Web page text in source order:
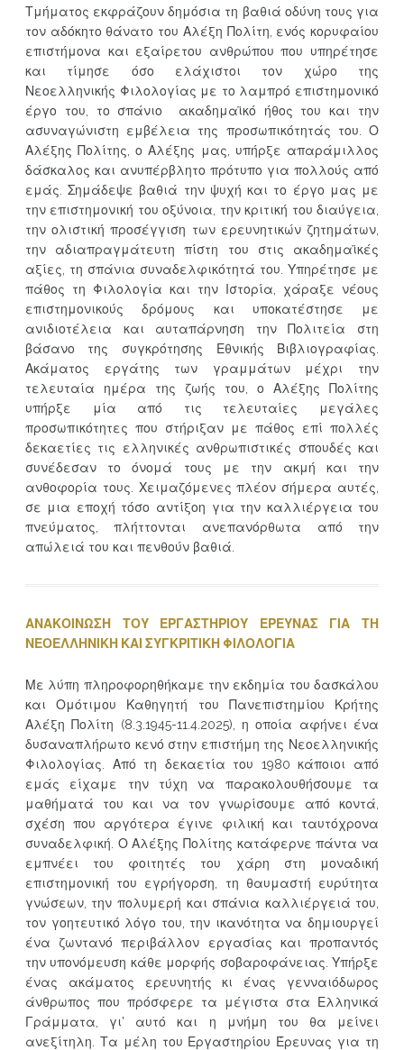
Τμήματος εκφράζουν δημόσια τη βαθιά οδύνη τους για
τον αδόκητο θάνατο του Αλέξη Πολίτη, ενός κορυφαίου
επιστήμονα και εξαίρετου ανθρώπου που υπηρέτησε
και τίμησε όσο ελάχιστοι τον χώρο της
Νεοελληνικής Φιλολογίας με το λαμπρό επιστημονικό
έργο του, το σπάνιο ακαδημαϊκό ήθος του και την
ασυναγώνιστη εμβέλεια της προσωπικότητάς του. Ο
Αλέξης Πολίτης, ο Αλέξης μας, υπήρξε απαράμιλλος
δάσκαλος και ανυπέρβλητο πρότυπο για πολλούς από
εμάς. Σημάδεψε βαθιά την ψυχή και το έργο μας με
την επιστημονική του οξύνοια, την κριτική του διαύγεια,
την ολιστική προσέγγιση των ερευνητικών ζητημάτων,
την αδιαπραγμάτευτη πίστη του στις ακαδημαϊκές
αξίες, τη σπάνια συναδελφικότητά του. Υπηρέτησε με
πάθος τη Φιλολογία και την Ιστορία, χάραξε νέους
επιστημονικούς δρόμους και υποκατέστησε με
ανιδιοτέλεια και αυταπάρνηση την Πολιτεία στη
βάσανο της συγκρότησης Εθνικής Βιβλιογραφίας.
Ακάματος εργάτης των γραμμάτων μέχρι την
τελευταία ημέρα της ζωής του, ο Αλέξης Πολίτης
υπήρξε μία από τις τελευταίες μεγάλες
προσωπικότητες που στήριξαν με πάθος επί πολλές
δεκαετίες τις ελληνικές ανθρωπιστικές σπουδές και
συνέδεσαν το όνομά τους με την ακμή και την
ανθοφορία τους. Χειμαζόμενες πλέον σήμερα αυτές,
σε μια εποχή τόσο αντίξοη για την καλλιέργεια του
πνεύματος, πλήττονται ανεπανόρθωτα από την
απώλειά του και πενθούν βαθιά.
ΑΝΑΚΟΙΝΩΣΗ ΤΟΥ ΕΡΓΑΣΤΗΡΙΟΥ ΕΡΕΥΝΑΣ ΓΙΑ ΤΗ
ΝΕΟΕΛΛΗΝΙΚΗ ΚΑΙ ΣΥΓΚΡΙΤΙΚΗ ΦΙΛΟΛΟΓΙΑ
Με λύπη πληροφορηθήκαμε την εκδημία του δασκάλου
και Ομότιμου Καθηγητή του Πανεπιστημίου Κρήτης
Αλέξη Πολίτη (8.3.1945-11.4.2025), η οποία αφήνει ένα
δυσαναπλήρωτο κενό στην επιστήμη της Νεοελληνικής
Φιλολογίας. Από τη δεκαετία του 1980 κάποιοι από
εμάς είχαμε την τύχη να παρακολουθήσουμε τα
μαθήματά του και να τον γνωρίσουμε από κοντά,
σχέση που αργότερα έγινε φιλική και ταυτόχρονα
συναδελφική. Ο Αλέξης Πολίτης κατάφερνε πάντα να
εμπνέει του φοιτητές του χάρη στη μοναδική
επιστημονική του εγρήγορση, τη θαυμαστή ευρύτητα
γνώσεων, την πολυμερή και σπάνια καλλιέργειά του,
τον γοητευτικό λόγο του, την ικανότητα να δημιουργεί
ένα ζωντανό περιβάλλον εργασίας και προπαντός
την υπονόμευση κάθε μορφής σοβαροφάνειας. Υπήρξε
ένας ακάματος ερευνητής κι ένας γενναιόδωρος
άνθρωπος που πρόσφερε τα μέγιστα στα Ελληνικά
Γράμματα, γι’ αυτό και η μνήμη του θα μείνει
ανεξίτηλη. Τα μέλη του Εργαστηρίου Έρευνας για τη